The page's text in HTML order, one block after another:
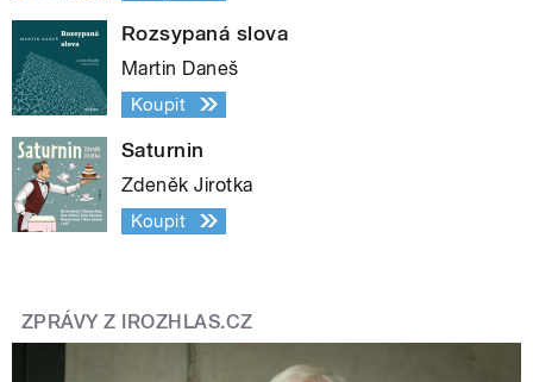
Rozsypaná slova
Martin Daneš
Koupit
Saturnin
Zdeněk Jirotka
Koupit
ZPRÁVY Z IROZHLAS.CZ